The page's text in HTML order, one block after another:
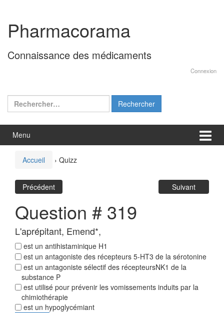
contenu
menu
principal
Pharmacorama
Connaissance des médicaments
Connexion
Rechercher :
Menu
Accueil › Quizz
Précédent Suivant
Question # 319
L'aprépitant, Emend*,
est un antihistaminique H1
est un antagoniste des récepteurs 5-HT3 de la sérotonine
est un antagoniste sélectif des récepteursNK1 de la
substance P
est utilisé pour prévenir les vomissements induits par la
chimiothérapie
est un hypoglycémiant